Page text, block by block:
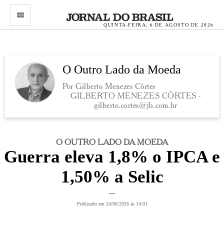
menu
QUINTA-FEIRA, 6 DE AGOSTO DE 2026
O Outro Lado da Moeda
Por Gilberto Menezes Côrtes
GILBERTO MENEZES CÔRTES -
gilberto.cortes@jb.com.br
O OUTRO LADO DA MOEDA
Guerra eleva 1,8% o IPCA e
1,50% a Selic
...
Publicado em 24/06/2026 às 14:01